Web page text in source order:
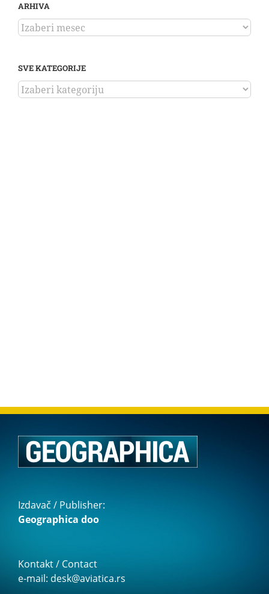
ARHIVA
ARHIVA
SVE KATEGORIJE
SVE
KATEGORIJE
Izdavač / Publisher:
Geographica doo
Kontakt / Contact
e-mail: desk@aviatica.rs